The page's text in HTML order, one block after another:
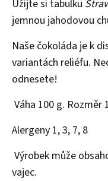
Užijte si tabulku
jemnou jahodovou
Naše čokoláda je k
variantách reliéfu.
odnesete!
Váha 100 g. Rozměr
Alergeny 1, 3, 7, 8
Výrobek může
vajec.